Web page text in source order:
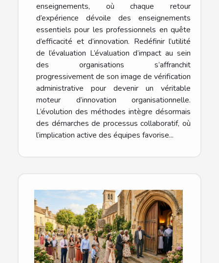
enseignements, où chaque retour
d’expérience dévoile des enseignements
essentiels pour les professionnels en quête
d’efficacité et d’innovation. Redéfinir l’utilité
de l’évaluation L’évaluation d’impact au sein
des organisations s’affranchit
progressivement de son image de vérification
administrative pour devenir un véritable
moteur d’innovation organisationnelle.
L’évolution des méthodes intègre désormais
des démarches de processus collaboratif, où
l’implication active des équipes favorise...